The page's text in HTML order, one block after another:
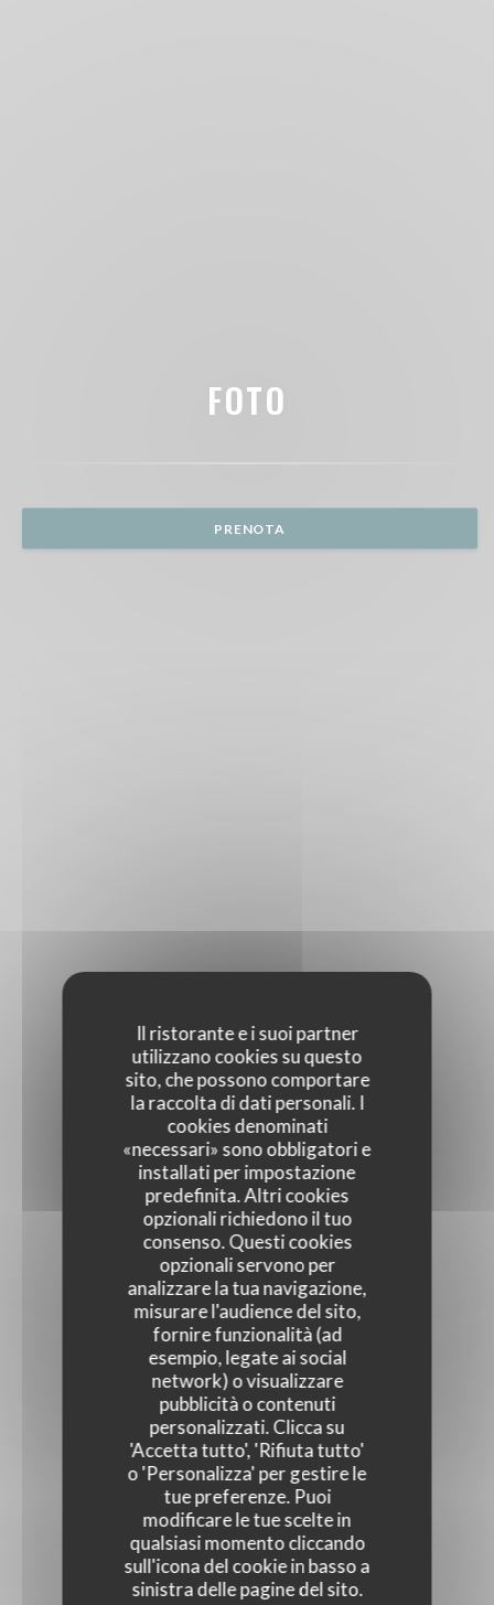
Il ristorante e i suoi partner
utilizzano cookies su questo
sito, che possono comportare
la raccolta di dati personali. I
cookies denominati
«necessari» sono obbligatori e
installati per impostazione
predefinita. Altri cookies
opzionali richiedono il tuo
consenso. Questi cookies
opzionali servono per
analizzare la tua navigazione,
misurare l'audience del sito,
fornire funzionalità (ad
esempio, legate ai social
network) o visualizzare
pubblicità o contenuti
personalizzati. Clicca su
'Accetta tutto', 'Rifiuta tutto'
o 'Personalizza' per gestire le
tue preferenze. Puoi
modificare le tue scelte in
qualsiasi momento cliccando
sull'icona del cookie in basso a
sinistra delle pagine del sito.
FOTO
PRENOTA